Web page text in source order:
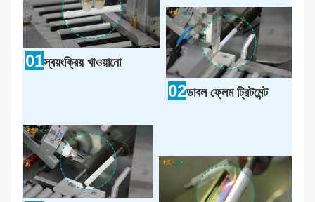
01স্বয়ংক্রিয় খাওয়ানো
02ডাবল ফ্লেম ট্রিটমেন্ট